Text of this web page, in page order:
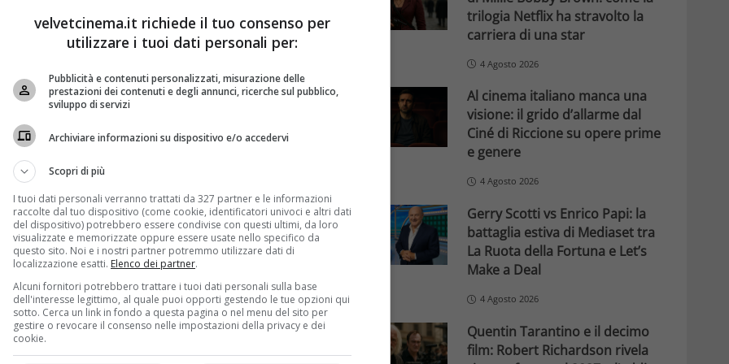
office italiano:American Sniper(leggi la recensione di
la vetta con 2.260.788 euro e si aggiudica il
settimane. A spodestarlo è
Scott con 2.617.399 euro all’esordio. AncheLa
vita di Stephen Hawking, balza subito al terzo posto
recensione di Velvet Cinema)di e con Alessandro
euro incassati in tre settimane di
The imitation game(leggi la recensione di Velvet
da Graham Moore e con protagonista Benedict
euro e 5.572.791 euro totali in tre settimane. New
il regno degli Deidi Alexandre Astier e Louis Clichy
trilogia Netflix ha stravolto la
carriera di una star
4 Agosto 2026
Al cinema italiano manca una
visione: il grido d’allarme dal
Ciné di Riccione su opere prime
e genere
4 Agosto 2026
Gerry Scotti vs Enrico Papi: la
battaglia estiva di Mediaset tra
La Ruota della Fortuna e Let’s
Make a Deal
4 Agosto 2026
Quentin Tarantino e il decimo
film: Robert Richardson rivela
velvetcinema.it richiede il tuo consenso per
utilizzare i tuoi dati personali per:
Pubblicità e contenuti personalizzati, misurazione delle
prestazioni dei contenuti e degli annunci, ricerche sul pubblico,
sviluppo di servizi
Archiviare informazioni su dispositivo e/o accedervi
Scopri di più
I tuoi dati personali verranno trattati da 327 partner e le informazioni
raccolte dal tuo dispositivo (come cookie, identificatori univoci e altri dati
del dispositivo) potrebbero essere condivise con questi ultimi, da loro
visualizzate e memorizzate oppure essere usate nello specifico da
questo sito. Noi e i nostri partner potremmo utilizzare dati di
localizzazione esatti. Elenco dei partner.
Alcuni fornitori potrebbero trattare i tuoi dati personali sulla base
dell'interesse legittimo, al quale puoi opporti gestendo le tue opzioni qui
sotto. Cerca un link in fondo a questa pagina o nel menu del sito per
gestire o revocare il consenso nelle impostazioni della privacy e dei
cookie.